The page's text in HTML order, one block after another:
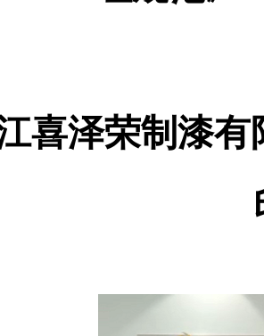
喜泽荣制漆有